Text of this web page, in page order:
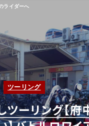
ライダーへ
ツーリング
ツーリング【